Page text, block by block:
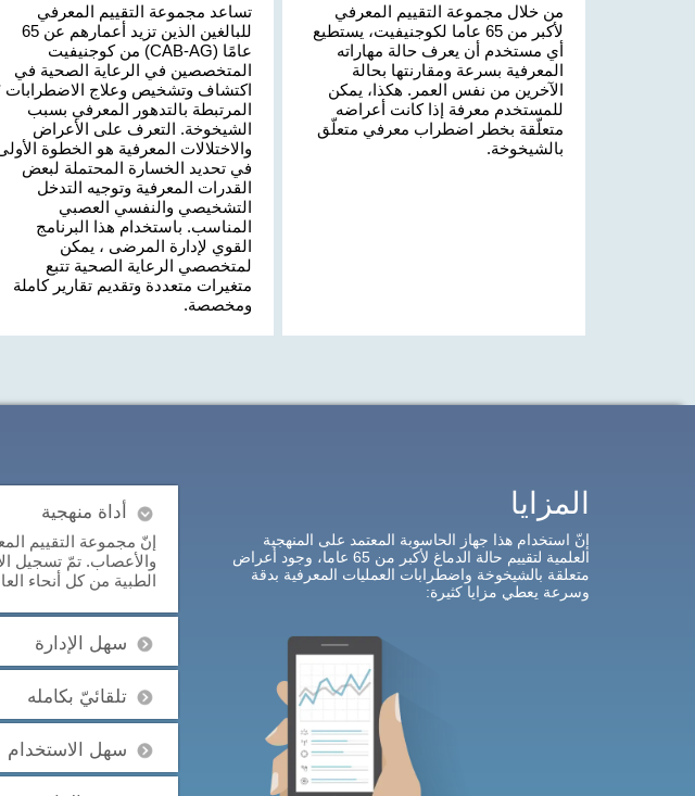
من خلال مجموعة التقييم المعرفي
لأكبر من 65 عاما لكوجنيفيت، يستطيع
أي مستخدم أن يعرف حالة مهاراته
المعرفية بسرعة ومقارنتها بحالة
الآخرين من نفس العمر. هكذا، يمكن
للمستخدم معرفة إذا كانت أعراضه
متعلّقة بخطر اضطراب معرفي متعلّق
بالشيخوخة.
تساعد مجموعة التقييم المعرفي
للبالغين الذين تزيد أعمارهم عن 65
عامًا (CAB-AG) من كوجنيفيت
المتخصصين في الرعاية الصحية في
اكتشاف وتشخيص وعلاج الاضطرابات
المرتبطة بالتدهور المعرفي بسبب
الشيخوخة. التعرف على الأعراض
والاختلالات المعرفية هو الخطوة
في تحديد الخسارة المحتملة لبعض
القدرات المعرفية وتوجيه التدخل
التشخيصي والنفسي العصبي
المناسب. باستخدام هذا البرنامج
القوي لإدارة المرضى ، يمكن
لمتخصصي الرعاية الصحية تتبع
متغيرات متعددة وتقديم تقارير كاملة
ومخصصة.
المزايا
إنّ استخدام هذا جهاز الحاسوبة المعتمد على المنهجية
العلمية لتقييم حالة الدماغ لأكبر من 65 عاما، وجود أعراض
متعلقة بالشيخوخة واضطرابات العمليات المعرفية بدقة
وسرعة يعطي مزايا كثيرة:
أداة منهجية
والأعصاب. تمّ تسجيل
الطبية من كل أنحاء
سهل الإدارة
تلقائيّ بكامله
سهل الاستخدام